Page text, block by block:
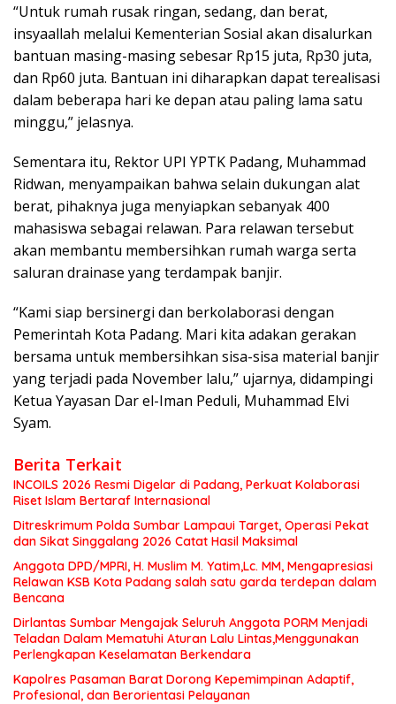
“Untuk rumah rusak ringan, sedang, dan berat,
insyaallah melalui Kementerian Sosial akan disalurkan
bantuan masing-masing sebesar Rp15 juta, Rp30 juta,
dan Rp60 juta. Bantuan ini diharapkan dapat terealisasi
dalam beberapa hari ke depan atau paling lama satu
minggu,” jelasnya.
Sementara itu, Rektor UPI YPTK Padang, Muhammad
Ridwan, menyampaikan bahwa selain dukungan alat
berat, pihaknya juga menyiapkan sebanyak 400
mahasiswa sebagai relawan. Para relawan tersebut
akan membantu membersihkan rumah warga serta
saluran drainase yang terdampak banjir.
“Kami siap bersinergi dan berkolaborasi dengan
Pemerintah Kota Padang. Mari kita adakan gerakan
bersama untuk membersihkan sisa-sisa material banjir
yang terjadi pada November lalu,” ujarnya, didampingi
Ketua Yayasan Dar el-Iman Peduli, Muhammad Elvi
Syam.
Berita Terkait
INCOILS 2026 Resmi Digelar di Padang, Perkuat Kolaborasi
Riset Islam Bertaraf Internasional
Ditreskrimum Polda Sumbar Lampaui Target, Operasi Pekat
dan Sikat Singgalang 2026 Catat Hasil Maksimal
Anggota DPD/MPRI, H. Muslim M. Yatim,Lc. MM, Mengapresiasi
Relawan KSB Kota Padang salah satu garda terdepan dalam
Bencana
Dirlantas Sumbar Mengajak Seluruh Anggota PORM Menjadi
Teladan Dalam Mematuhi Aturan Lalu Lintas,Menggunakan
Perlengkapan Keselamatan Berkendara
Kapolres Pasaman Barat Dorong Kepemimpinan Adaptif,
Profesional, dan Berorientasi Pelayanan